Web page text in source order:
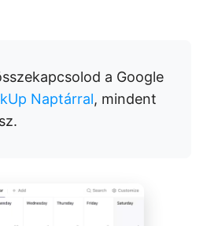
a Google
Naptárral, mindent